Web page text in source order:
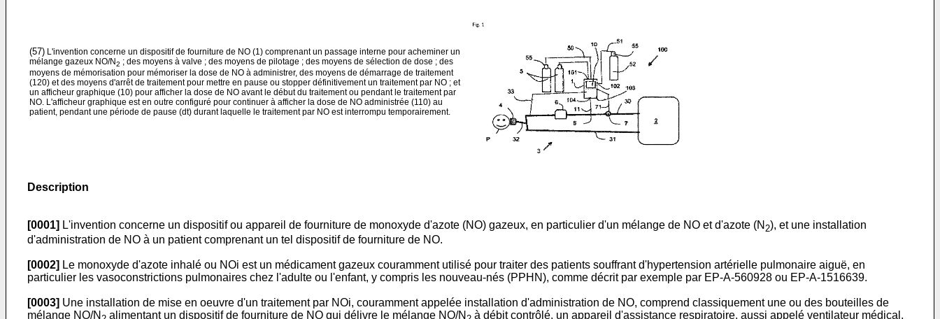
(57) L'invention concerne un dispositif de fourniture de NO (1) comprenant un passage interne pour acheminer un
mélange gazeux NO/N2 ; des moyens à valve ; des moyens de pilotage ; des moyens de sélection de dose ; des
moyens de mémorisation pour mémoriser la dose de NO à administrer, des moyens de démarrage de traitement
(120) et des moyens d'arrêt de traitement pour mettre en pause ou stopper définitivement un traitement par NO ; et
un afficheur graphique (10) pour afficher la dose de NO avant le début du traitement ou pendant le traitement par
NO. L'afficheur graphique est en outre configuré pour continuer à afficher la dose de NO administrée (110) au
patient, pendant une période de pause (dt) durant laquelle le traitement par NO est interrompu temporairement.
Description
[0001] L'invention concerne un dispositif ou appareil de fourniture de monoxyde d'azote (NO) gazeux, en particulier d'un mélange de NO et d'azote (N 2), et une installation
d'administration de NO à un patient comprenant un tel dispositif de fourniture de NO.
[0002] Le monoxyde d'azote inhalé ou NOi est un médicament gazeux couramment utilisé pour traiter des patients souffrant d'hypertension artérielle pulmonaire aiguë, en
particulier les vasoconstrictions pulmonaires chez l'adulte ou l'enfant, y compris les nouveau-nés (PPHN), comme décrit par exemple par EP-A-560928 ou EP-A-1516639.
[0003] Une installation de mise en oeuvre d'un traitement par NOi, couramment appelée installation d'administration de NO, comprend classiquement une ou des bouteilles de
mélange NO/N
alimentant un dispositif de fourniture de NO qui délivre le mélange NO/N
à débit contrôlé, un appareil d'assistance respiratoire, aussi appelé ventilateur médical,